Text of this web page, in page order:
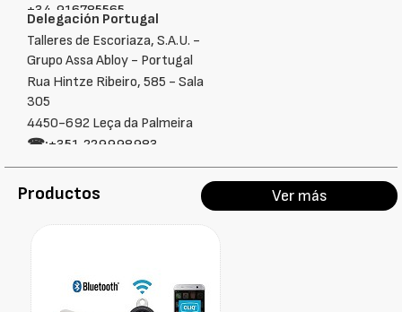
+34‑916785565
Delegación Portugal
Talleres de Escoriaza, S.A.U. -
Grupo Assa Abloy - Portugal
Rua Hintze Ribeiro, 585 - Sala
305
4450-692 Leça da Palmeira
☎:+351‑229998983
Productos Ver más